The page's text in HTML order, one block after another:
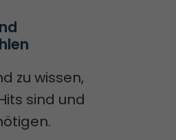
zu wissen,
sind und